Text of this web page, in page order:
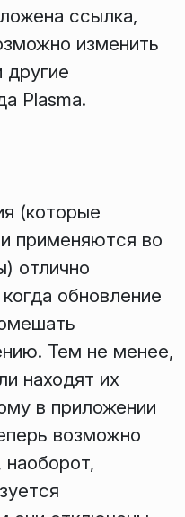
ссылка,
изменить
другие
Plasma.
(которые
применяются во
отлично
обновление
Тем не менее,
находят их
в приложении
возможно